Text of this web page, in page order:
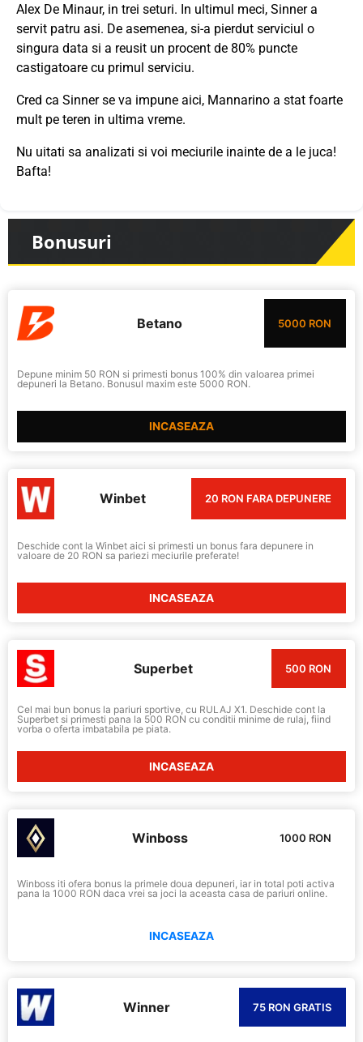
Alex De Minaur, in trei seturi. In ultimul meci, Sinner a
servit patru asi. De asemenea, si-a pierdut serviciul o
singura data si a reusit un procent de 80% puncte
castigatoare cu primul serviciu.
Cred ca Sinner se va impune aici, Mannarino a stat foarte
mult pe teren in ultima vreme.
Nu uitati sa analizati si voi meciurile inainte de a le juca!
Bafta!
Bonusuri
Betano 5000 RON
Depune minim 50 RON si primesti bonus 100% din valoarea primei
depuneri la Betano. Bonusul maxim este 5000 RON.
INCASEAZA
Winbet 20 RON FARA DEPUNERE
Deschide cont la Winbet aici si primesti un bonus fara depunere in
valoare de 20 RON sa pariezi meciurile preferate!
INCASEAZA
Superbet 500 RON
Cel mai bun bonus la pariuri sportive, cu RULAJ X1. Deschide cont la
Superbet si primesti pana la 500 RON cu conditii minime de rulaj, fiind
vorba o oferta imbatabila pe piata.
INCASEAZA
Winboss 1000 RON
Winboss iti ofera bonus la primele doua depuneri, iar in total poti activa
pana la 1000 RON daca vrei sa joci la aceasta casa de pariuri online.
INCASEAZA
Winner 75 RON GRATIS